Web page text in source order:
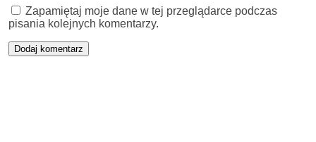
Zapamiętaj moje dane w tej przeglądarce podczas
pisania kolejnych komentarzy.